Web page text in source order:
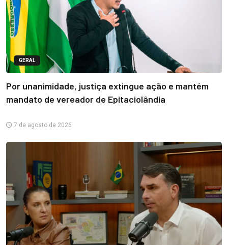
GERAL
Por unanimidade, justiça extingue ação e mantém
mandato de vereador de Epitaciolândia
7 de agosto de 2026